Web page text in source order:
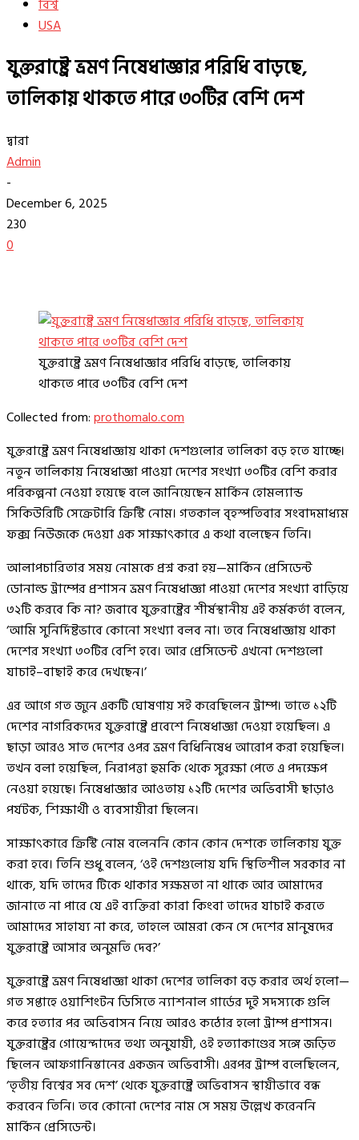
বিশ্ব
USA
যুক্তরাষ্ট্রে ভ্রমণ নিষেধাজ্ঞার পরিধি বাড়ছে,
তালিকায় থাকতে পারে ৩০টির বেশি দেশ
দ্বারা
Admin
-
December 6, 2025
230
0
যুক্তরাষ্ট্রে ভ্রমণ নিষেধাজ্ঞার পরিধি বাড়ছে, তালিকায়
থাকতে পারে ৩০টির বেশি দেশ
Collected from:prothomalo.com
যুক্তরাষ্ট্রে ভ্রমণ নিষেধাজ্ঞায় থাকা দেশগুলোর তালিকা বড় হতে যাচ্ছে।
নতুন তালিকায় নিষেধাজ্ঞা পাওয়া দেশের সংখ্যা ৩০টির বেশি করার
পরিকল্পনা নেওয়া হয়েছে বলে জানিয়েছেন মার্কিন হোমল্যান্ড
সিকিউরিটি সেক্রেটারি ক্রিস্টি নোম। গতকাল বৃহস্পতিবার সংবাদমাধ্যম
ফক্স নিউজকে দেওয়া এক সাক্ষাৎকারে এ কথা বলেছেন তিনি।
আলাপচারিতার সময় নোমকে প্রশ্ন করা হয়—মার্কিন প্রেসিডেন্ট
ডোনাল্ড ট্রাম্পের প্রশাসন ভ্রমণ নিষেধাজ্ঞা পাওয়া দেশের সংখ্যা বাড়িয়ে
৩২টি করবে কি না? জবাবে যুক্তরাষ্ট্রের শীর্ষস্থানীয় এই কর্মকর্তা বলেন,
‘আমি সুনির্দিষ্টভাবে কোনো সংখ্যা বলব না। তবে নিষেধাজ্ঞায় থাকা
দেশের সংখ্যা ৩০টির বেশি হবে। আর প্রেসিডেন্ট এখনো দেশগুলো
যাচাই–বাছাই করে দেখছেন।’
এর আগে গত জুনে একটি ঘোষণায় সই করেছিলেন ট্রাম্প। তাতে ১২টি
দেশের নাগরিকদের যুক্তরাষ্ট্রে প্রবেশে নিষেধাজ্ঞা দেওয়া হয়েছিল। এ
ছাড়া আরও সাত দেশের ওপর ভ্রমণ বিধিনিষেধ আরোপ করা হয়েছিল।
তখন বলা হয়েছিল, নিরাপত্তা হুমকি থেকে সুরক্ষা পেতে এ পদক্ষেপ
নেওয়া হয়েছে। নিষেধাজ্ঞার আওতায় ১২টি দেশের অভিবাসী ছাড়াও
পর্যটক, শিক্ষার্থী ও ব্যবসায়ীরা ছিলেন।
সাক্ষাৎকারে ক্রিস্টি নোম বলেননি কোন কোন দেশকে তালিকায় যুক্ত
করা হবে। তিনি শুধু বলেন, ‘ওই দেশগুলোয় যদি স্থিতিশীল সরকার না
থাকে, যদি তাদের টিকে থাকার সক্ষমতা না থাকে আর আমাদের
জানাতে না পারে যে এই ব্যক্তিরা কারা কিংবা তাদের যাচাই করতে
আমাদের সাহায্য না করে, তাহলে আমরা কেন সে দেশের মানুষদের
যুক্তরাষ্ট্রে আসার অনুমতি দেব?’
যুক্তরাষ্ট্রে ভ্রমণ নিষেধাজ্ঞা থাকা দেশের তালিকা বড় করার অর্থ হলো—
গত সপ্তাহে ওয়াশিংটন ডিসিতে ন্যাশনাল গার্ডের দুই সদস্যকে গুলি
করে হত্যার পর অভিবাসন নিয়ে আরও কঠোর হলো ট্রাম্প প্রশাসন।
যুক্তরাষ্ট্রের গোয়েন্দাদের তথ্য অনুযায়ী, ওই হত্যাকাণ্ডের সঙ্গে জড়িত
ছিলেন আফগানিস্তানের একজন অভিবাসী। এরপর ট্রাম্প বলেছিলেন,
‘তৃতীয় বিশ্বের সব দেশ’ থেকে যুক্তরাষ্ট্রে অভিবাসন স্থায়ীভাবে বন্ধ
করবেন তিনি। তবে কোনো দেশের নাম সে সময় উল্লেখ করেননি
মার্কিন প্রেসিডেন্ট।